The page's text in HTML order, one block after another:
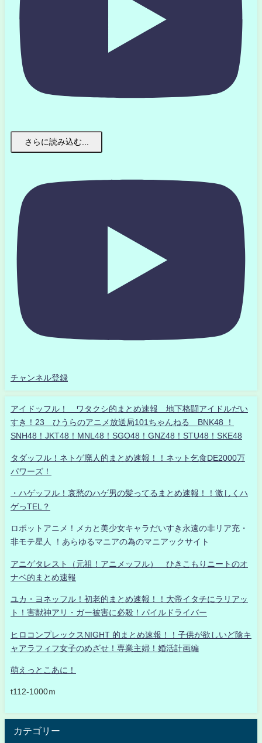
さらに読み込む...
チャンネル登録
アイドッフル！ ワタクシ的まとめ速報 地下格闘アイドルだい
すき！23 ひうらのアニメ放送局101ちゃんねる BNK48 ！
SNH48！JKT48！MNL48！SGO48！GNZ48！STU48！SKE48
タダッフル！ネトゲ廃人的まとめ速報！！ネット乞食DE2000万
パワーズ！
・ハゲッフル！哀愁のハゲ男の髪ってるまとめ速報！！激しくハ
ゲっTEL？
ロボットアニメ！メカと美少女キャラだいすき永遠の非リア充・
非モテ星人 ！あらゆるマニアの為のマニアックサイト
アニゲタレスト（元祖！アニメッフル） ひきこもりニートのオ
ナベ的まとめ速報
ユカ・ヨネッフル！初老的まとめ速報！！大帝イタチにラリアッ
ト！害獣神アリ・ガー被害に必殺！パイルドライバー
ヒロコンプレックスNIGHT 的まとめ速報！！子供が欲しいど陰キ
ャアラフィフ女子のめざせ！専業主婦！婚活計画編
萌えっとこあに！
t112-1000ｍ
カテゴリー